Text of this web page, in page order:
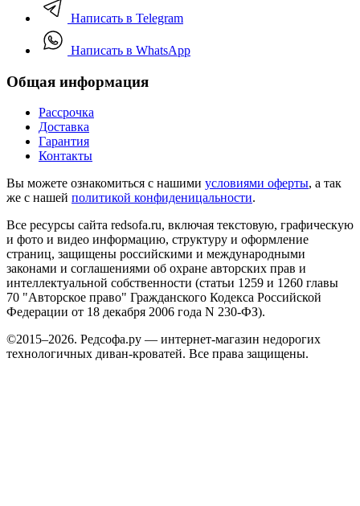
Написать в Telegram
Написать в WhatsApp
Общая информация
Рассрочка
Доставка
Гарантия
Контакты
Вы можете ознакомиться с нашими условиями оферты, а так
же с нашей политикой конфиденицальности.
Все ресурсы сайта redsofa.ru, включая текстовую, графическую
и фото и видео информацию, структуру и оформление
страниц, защищены российскими и международными
законами и соглашениями об охране авторских прав и
интеллектуальной собственности (статьи 1259 и 1260 главы
70 "Авторское право" Гражданского Кодекса Российской
Федерации от 18 декабря 2006 года N 230-ФЗ).
©2015–2026. Редсофа.ру — интернет-магазин недорогих
технологичных диван-кроватей. Все права защищены.